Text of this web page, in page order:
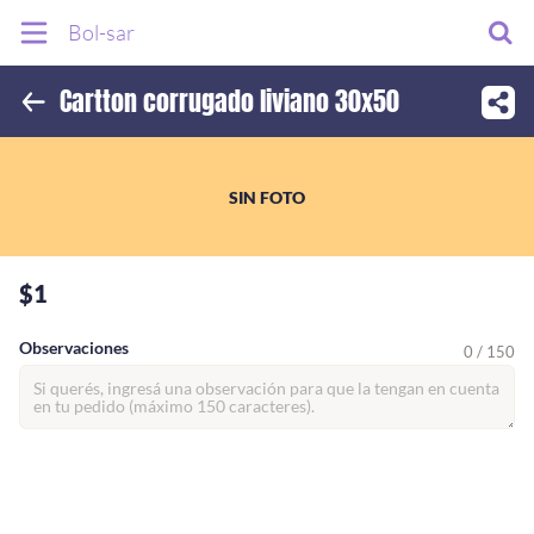
Bol-sar
Inicio
Cartton corrugado liviano 30x50
SIN FOTO
$1
Observaciones 0 / 150